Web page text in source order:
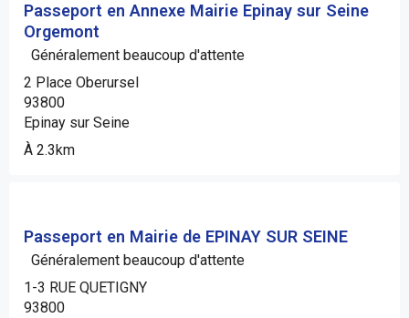
Passeport en Annexe Mairie Epinay sur Seine
Orgemont
Généralement beaucoup d'attente
2 Place Oberursel
93800
Epinay sur Seine
À 2.3km
Passeport en Mairie de EPINAY SUR SEINE
Généralement beaucoup d'attente
1-3 RUE QUETIGNY
93800